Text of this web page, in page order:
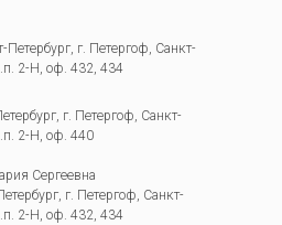
г. Петергоф, Санкт-
2-Н, оф. 432, 434
г. Петергоф, Санкт-
2-Н, оф. 440
Сергеевна
г. Петергоф, Санкт-
2-Н, оф. 432, 434